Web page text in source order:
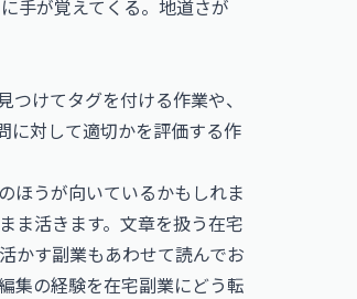
手が覚えてくる。地道さが
けてタグを付ける作業や、
に対して適切かを評価する作
ほうが向いているかもしれま
ま活きます。文章を扱う在宅
かす副業もあわせて読んでお
集の経験を在宅副業にどう転